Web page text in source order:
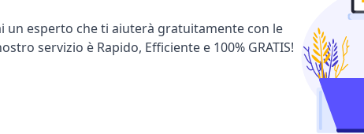
un esperto che ti aiuterà gratuitamente con le
servizio è Rapido, Efficiente e 100% GRATIS!